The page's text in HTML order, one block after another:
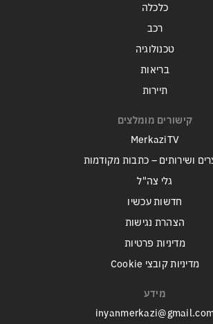
כלכלה
רכב
טכנולוגיה
בריאות
תיירות
קישורים מומלצים
MerkaziTV
ושירותים – כתבות מקודמות
גלי צה"ל
חדשות עכשיו
הצהרת נגישות
מדיניות פרטיות
מדיניות קובצי Cookie
מידע